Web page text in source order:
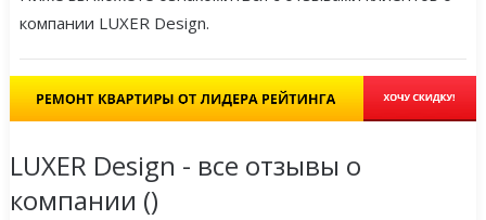
компании LUXER Design.
LUXER Design - все отзывы о
компании ()